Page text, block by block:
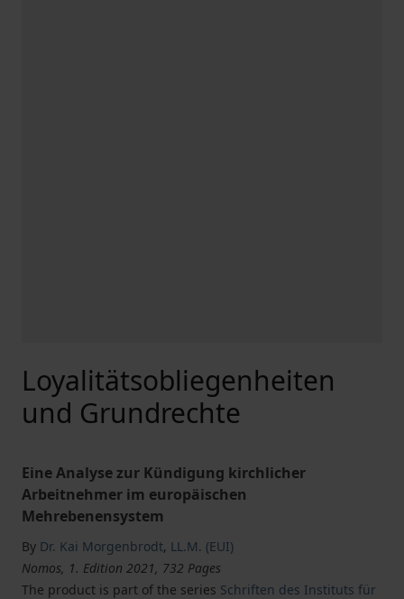
Loyalitätsobliegenheiten
und Grundrechte
Eine Analyse zur Kündigung kirchlicher
Arbeitnehmer im europäischen
Mehrebenensystem
By Dr. Kai Morgenbrodt, LL.M. (EUI)
Nomos, 1. Edition 2021, 732 Pages
The product is part of the series Schriften des Instituts für